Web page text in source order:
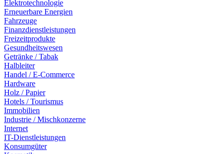
Elektrotechnologie
Erneuerbare Energien
Fahrzeuge
Finanzdienstleistungen
Freizeitprodukte
Gesundheitswesen
Getränke / Tabak
Halbleiter
Handel / E-Commerce
Hardware
Holz / Papier
Hotels / Tourismus
Immobilien
Industrie / Mischkonzerne
Internet
IT-Dienstleistungen
Konsumgüter